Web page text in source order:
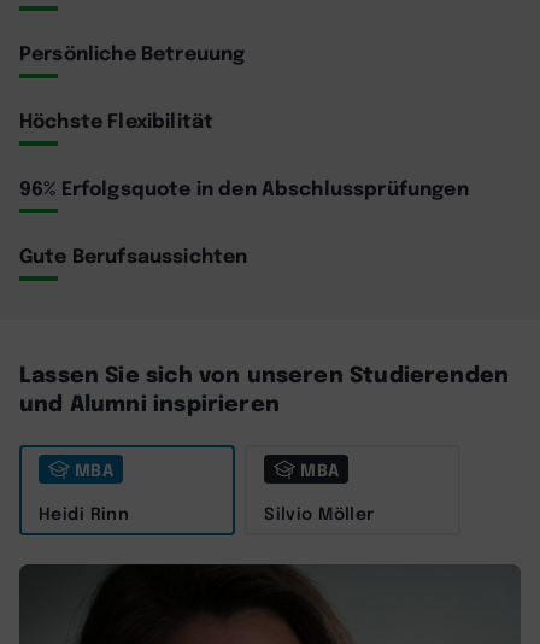
Persönliche Betreuung
Höchste Flexibilität
96% Erfolgsquote in den Abschlussprüfungen
Gute Berufsaussichten
Lassen Sie sich von unseren Studierenden
und Alumni inspirieren
MBA
Heidi Rinn
MBA
Silvio Möller